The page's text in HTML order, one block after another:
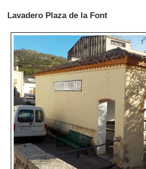
Lavadero Plaza de la Font